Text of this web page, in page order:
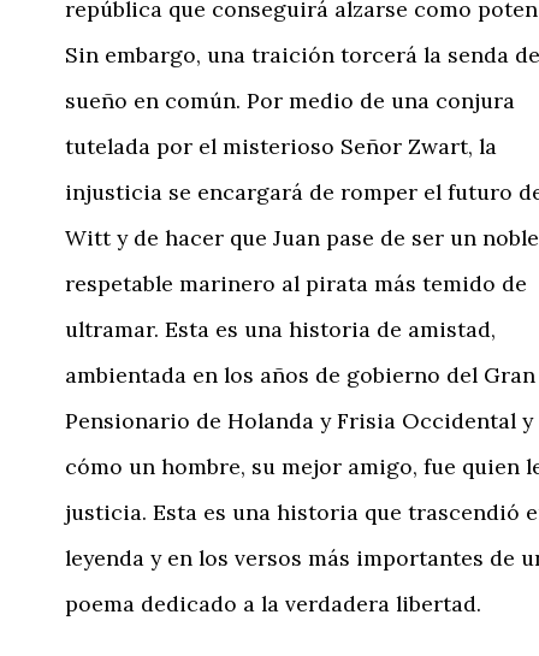
república que conseguirá alzarse como
Sin embargo, una traición torcerá la senda
sueño en común. Por medio de una conjura
tutelada por el misterioso Señor Zwart, la
injusticia se encargará de romper el futuro
Witt y de hacer que Juan pase de ser un
respetable marinero al pirata más temido de
ultramar. Esta es una historia de amistad,
ambientada en los años de gobierno del Gran
Pensionario de Holanda y Frisia Occidental y
cómo un hombre, su mejor amigo, fue quien
justicia. Esta es una historia que trascendió
leyenda y en los versos más importantes de
poema dedicado a la verdadera libertad.